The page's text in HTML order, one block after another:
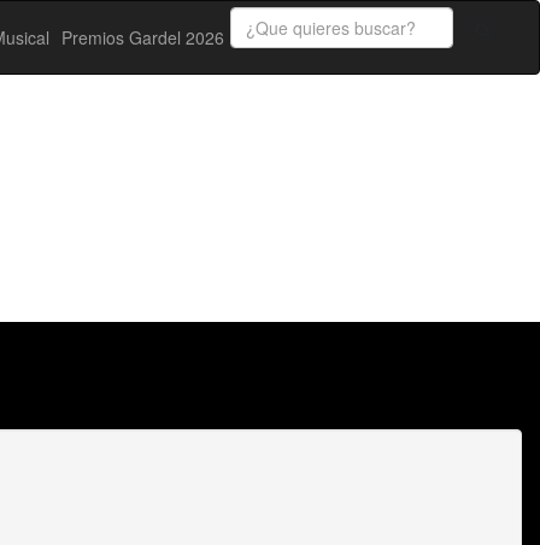
Premios Gardel 2026